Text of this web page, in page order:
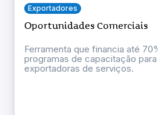
Exportadores
Oportunidades Comerciais
Ferramenta que financia até
programas de capacitação
exportadoras de serviços.